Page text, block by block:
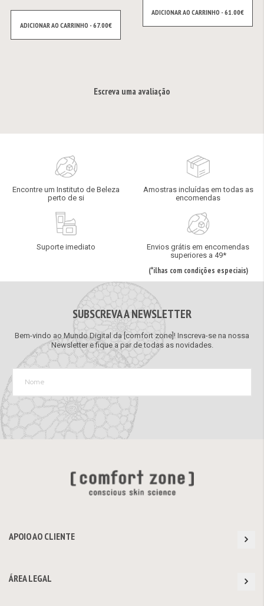
ADICIONAR AO CARRINHO - 67.00€
ADICIONAR AO CARRINHO - 61.00€
Escreva uma avaliação
Encontre um Instituto de Beleza
perto de si
Amostras incluídas em todas as
encomendas
Suporte imediato
Envios grátis em encomendas
superiores a 49*
(*ilhas com condições especiais)
SUBSCREVA A NEWSLETTER
Bem-vindo ao Mundo Digital da [comfort zone]! Inscreva-se na nossa
Newsletter e fique a par de todas as novidades.
APOIO AO CLIENTE
ÁREA LEGAL